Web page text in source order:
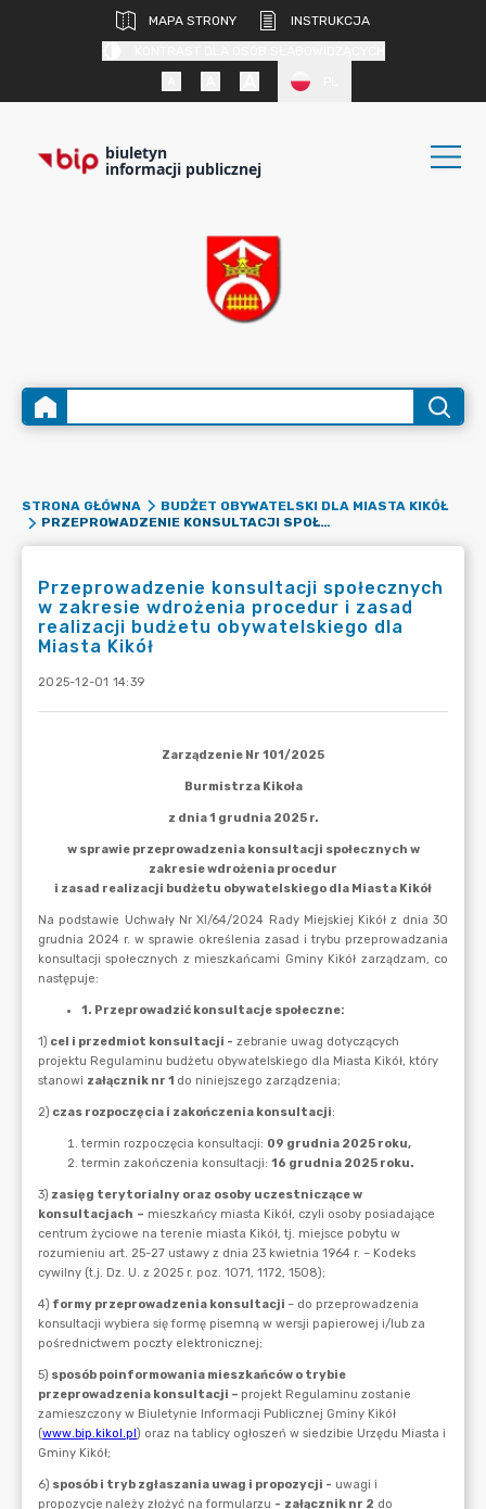
MAPA STRONY
INSTRUKCJA
biuletyn
informacji publicznej
STRONA GŁÓWNA
BUDŻET OBYWATELSKI DLA MIASTA KIKÓŁ
PRZEPROWADZENIE KONSULTACJI SPOŁECZNYCH W ZAKRESIE WDROŻENIA PROCEDUR I ZASAD REALIZACJI BUDŻETU OBYWATELSKIEGO DLA MIASTA KIKÓŁ
Przeprowadzenie konsultacji społecznych
w zakresie wdrożenia procedur i zasad
realizacji budżetu obywatelskiego dla
Miasta Kikół
2025-12-01 14:39